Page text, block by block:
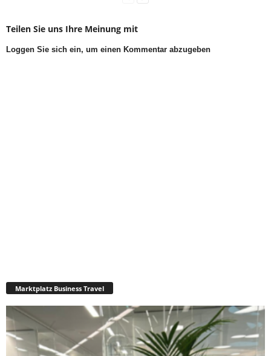
Teilen Sie uns Ihre Meinung mit
Loggen Sie sich ein, um einen Kommentar abzugeben
Marktplatz Business Travel